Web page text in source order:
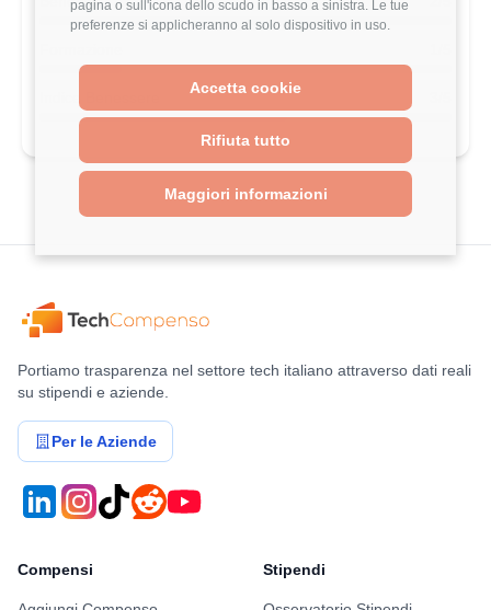
pagina o sull'icona dello scudo in basso a sinistra. Le tue
preferenze si applicheranno al solo dispositivo in uso.
Accetta cookie
Rifiuta tutto
Maggiori informazioni
Valutazione complessiva Maggioli di
2.4/5
Benefits & Compensi
Stock Options
Valutazione dettagliata Maggioli di questo